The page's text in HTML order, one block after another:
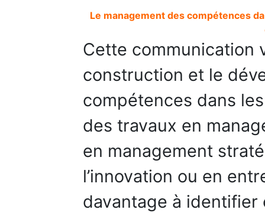
Le management des compétences
Cette communication
construction et le
compétences dans
des travaux en
en management
l’innovation ou en
davantage à